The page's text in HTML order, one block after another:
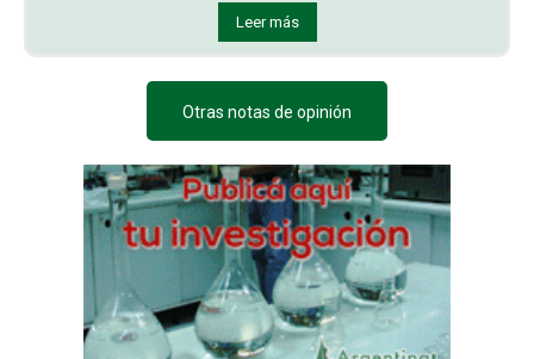
Leer más
Otras notas de opinión